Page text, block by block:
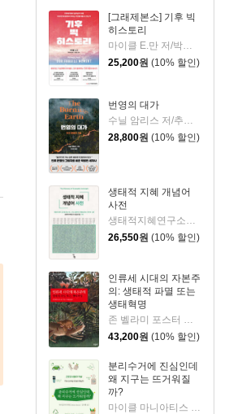
[그래제본소] 기후 빅
히스토리
25,200원 (10% 할인)
번영의 대가
28,800원 (10% 할인)
생태적 지혜 개념어
사전
26,550원 (10% 할인)
인류세 시대의 자본주
의: 생태적 파멸 또는
생태혁명
존 벨라미 포스터 저/박종일 역
43,200원 (10% 할인)
분리수거에 진심인데
왜 지구는 뜨거워질
까?
마이클 마니아티스 저/김지혜 역